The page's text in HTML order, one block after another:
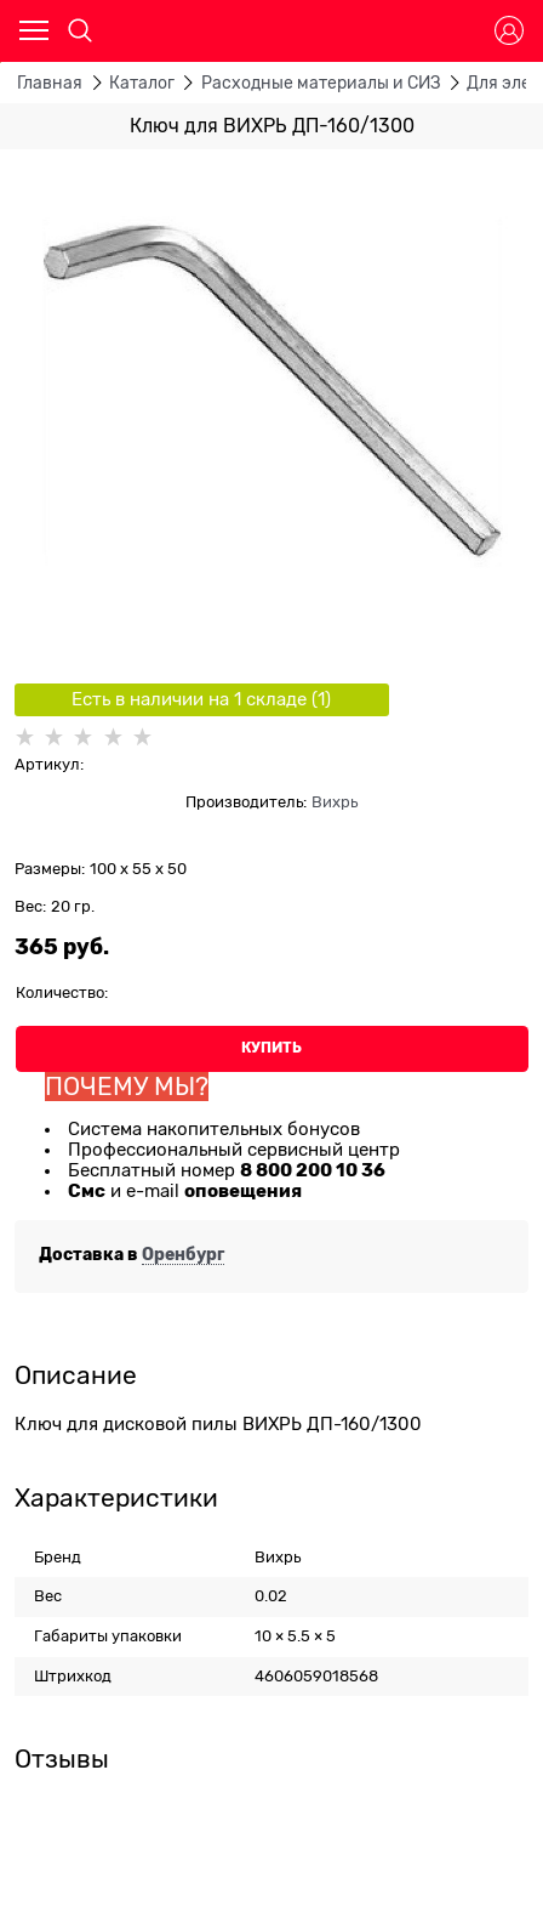
Главная Каталог Расходные материалы и СИЗ Для
Ключ для ВИХРЬ ДП-160/1300
Есть в наличии на 1 складe (1)
Артикул:
Производитель: Вихрь
Размеры: 100 x 55 x 50
Вес: 20 гр.
365 руб.
Количество:
КУПИТЬ
ПОЧЕМУ МЫ?
Система накопительных бонусов
Профессиональный сервисный центр
Бесплатный номер 8 800 200 10 36
Смс и e-mail оповещения
Доставка в Оренбург
Описание
Ключ для дисковой пилы ВИХРЬ ДП-160/1300
Характеристики
Бренд Вихрь
Вес 0.02
Габариты упаковки 10 × 5.5 × 5
Штрихкод 4606059018568
Отзывы